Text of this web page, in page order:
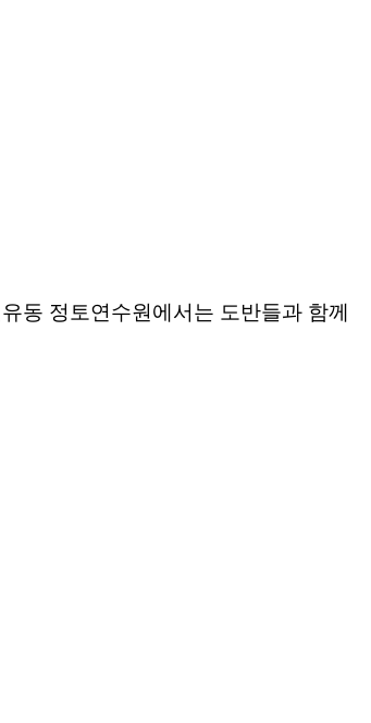
동 정토연수원에서는 도반들과 함께